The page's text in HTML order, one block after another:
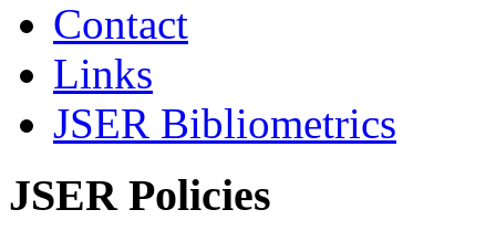
Contact
Links
JSER Bibliometrics
JSER Policies